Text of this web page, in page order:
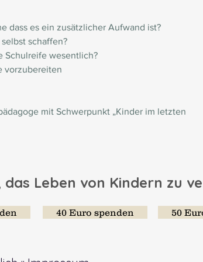
dass es ein zusätzlicher Aufwand ist?
schaffen?
Schulreife wesentlich?
vorzubereiten
mit Schwerpunkt „Kinder im letzten
Leben von Kindern zu
40 Euro spenden 50